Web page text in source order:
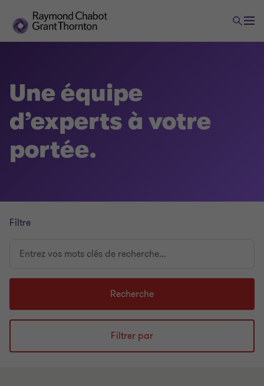
Une équipe
d’experts à votre
portée.
Filtre
Filtrer par
vos
recherche...
Recherche